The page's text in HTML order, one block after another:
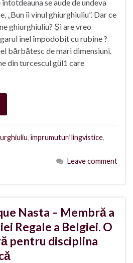
se aude de undeva
„Bun îi vinul ghiurghiuliu”. Dar ce
ghiurghiuliu? Și are vreo
inel împodobit cu rubine ?
bărbătesc de mari dimensiuni.
din turcescul gül1 care
,împrumuturi lingvistice,
Leave comment
Nasta – Membră a
Regale a Belgiei. O
pentru disciplina